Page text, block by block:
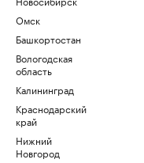
Омск
Башкортостан
Вологодская
область
Калининград
Краснодарский
край
Нижний
Новгород